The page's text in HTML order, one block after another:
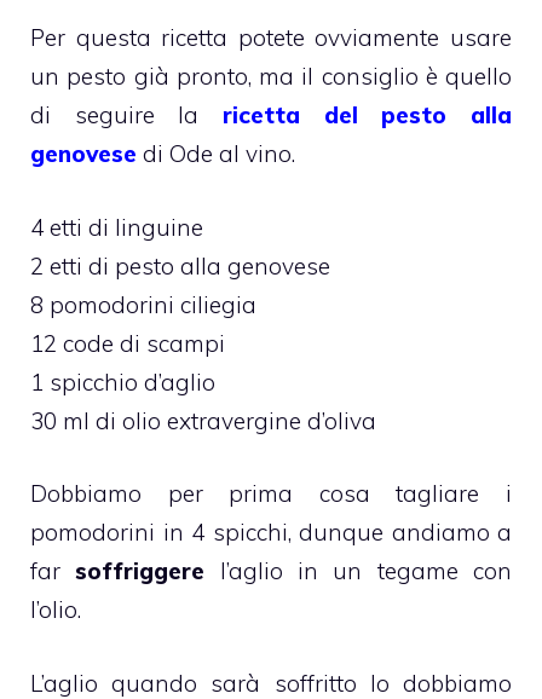
Per questa ricetta potete ovviamente usare
un pesto già pronto, ma il consiglio è quello
di seguire la ricetta del pesto alla
genovese di Ode al vino.
4 etti di linguine
2 etti di pesto alla genovese
8 pomodorini ciliegia
12 code di scampi
1 spicchio d’aglio
30 ml di olio extravergine d’oliva
Dobbiamo per prima cosa tagliare i
pomodorini in 4 spicchi, dunque andiamo a
farsoffriggere l’aglio in un tegame con
l’olio.
L’aglio quando sarà soffritto lo dobbiamo